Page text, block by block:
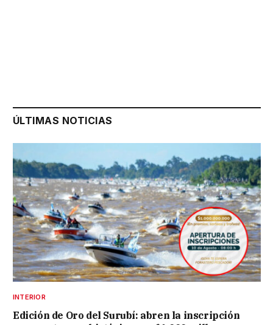
ÚLTIMAS NOTICIAS
INTERIOR
Edición de Oro del Surubí: abren la inscripción